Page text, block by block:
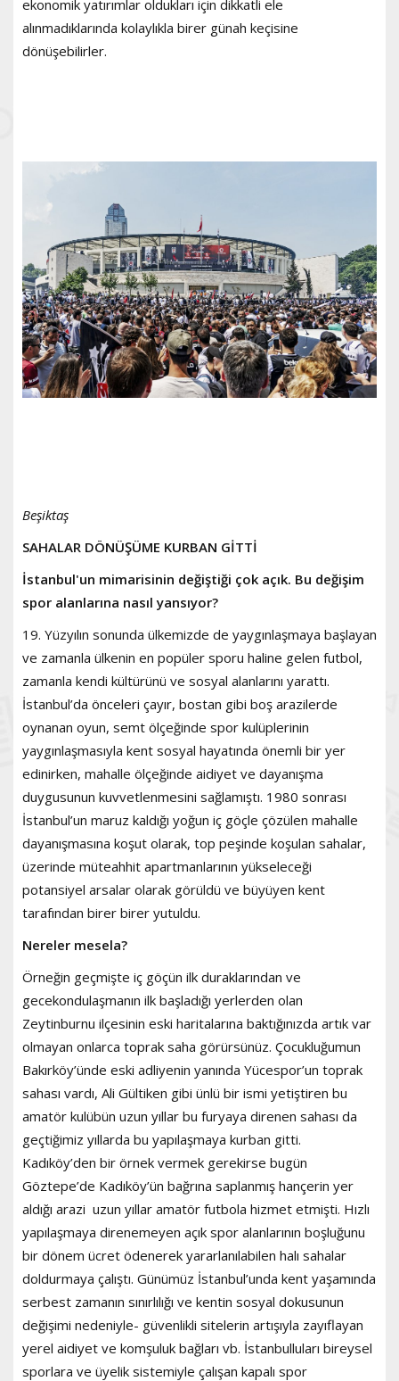
ekonomik yatırımlar oldukları için dikkatli ele
alınmadıklarında kolaylıkla birer günah keçisine
dönüşebilirler.
Beşiktaş
SAHALAR DÖNÜŞÜME KURBAN GİTTİ
İstanbul'un mimarisinin değiştiği çok açık. Bu değişim
spor alanlarına nasıl yansıyor?
19. Yüzyılın sonunda ülkemizde de yaygınlaşmaya başlayan
ve zamanla ülkenin en popüler sporu haline gelen futbol,
zamanla kendi kültürünü ve sosyal alanlarını yarattı.
İstanbul’da önceleri çayır, bostan gibi boş arazilerde
oynanan oyun, semt ölçeğinde spor kulüplerinin
yaygınlaşmasıyla kent sosyal hayatında önemli bir yer
edinirken, mahalle ölçeğinde aidiyet ve dayanışma
duygusunun kuvvetlenmesini sağlamıştı. 1980 sonrası
İstanbul’un maruz kaldığı yoğun iç göçle çözülen mahalle
dayanışmasına koşut olarak, top peşinde koşulan sahalar,
üzerinde müteahhit apartmanlarının yükseleceği
potansiyel arsalar olarak görüldü ve büyüyen kent
tarafından birer birer yutuldu.
Nereler mesela?
Örneğin geçmişte iç göçün ilk duraklarından ve
gecekondulaşmanın ilk başladığı yerlerden olan
Zeytinburnu ilçesinin eski haritalarına baktığınızda artık var
olmayan onlarca toprak saha görürsünüz. Çocukluğumun
Bakırköy’ünde eski adliyenin yanında Yücespor’un toprak
sahası vardı, Ali Gültiken gibi ünlü bir ismi yetiştiren bu
amatör kulübün uzun yıllar bu furyaya direnen sahası da
geçtiğimiz yıllarda bu yapılaşmaya kurban gitti.
Kadıköy’den bir örnek vermek gerekirse bugün
Göztepe’de Kadıköy’ün bağrına saplanmış hançerin yer
aldığı arazi uzun yıllar amatör futbola hizmet etmişti. Hızlı
yapılaşmaya direnemeyen açık spor alanlarının boşluğunu
bir dönem ücret ödenerek yararlanılabilen halı sahalar
doldurmaya çalıştı. Günümüz İstanbul’unda kent yaşamında
serbest zamanın sınırlılığı ve kentin sosyal dokusunun
değişimi nedeniyle- güvenlikli sitelerin artışıyla zayıflayan
yerel aidiyet ve komşuluk bağları vb. İstanbulluları bireysel
sporlara ve üyelik sistemiyle çalışan kapalı spor